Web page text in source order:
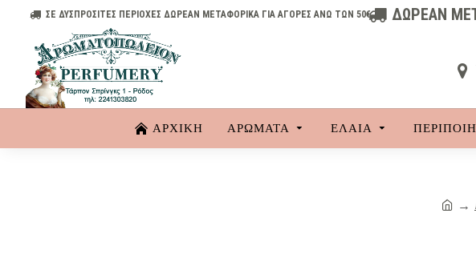
ΣΕ ΔΥΣΠΡΟΣΙΤΕΣ ΠΕΡΙΟΧΕΣ ΔΩΡΕΑΝ ΜΕΤΑΦΟΡΙΚΑ ΓΙΑ ΑΓΟΡΕΣ ΑΝΩ ΤΩΝ 50€ ΔΩΡΕΑΝ
ΑΡΧΙΚΗ ΑΡΏΜΑΤΑ ΈΛΑΙΑ